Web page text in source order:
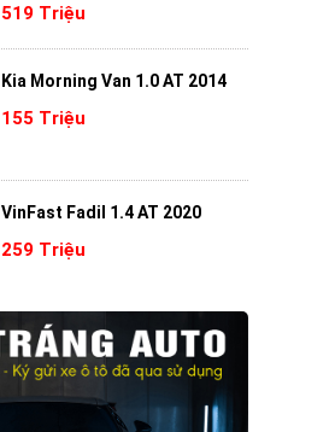
519 Triệu
Kia Morning Van 1.0 AT 2014
155 Triệu
VinFast Fadil 1.4 AT 2020
259 Triệu